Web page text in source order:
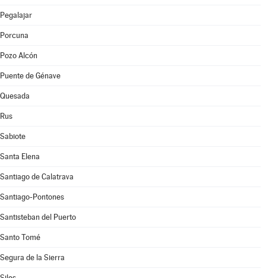
Pegalajar
Porcuna
Pozo Alcón
Puente de Génave
Quesada
Rus
Sabiote
Santa Elena
Santiago de Calatrava
Santiago-Pontones
Santisteban del Puerto
Santo Tomé
Segura de la Sierra